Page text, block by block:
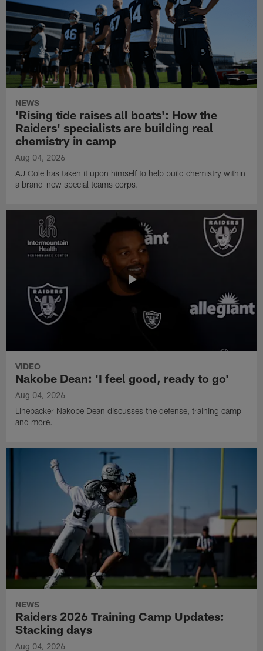
NEWS
'Rising tide raises all boats': How the
Raiders' specialists are building real
chemistry in camp
Aug 04, 2026
AJ Cole has taken it upon himself to help build chemistry within
a brand-new special teams corps.
VIDEO
Nakobe Dean: 'I feel good, ready to go'
Aug 04, 2026
Linebacker Nakobe Dean discusses the defense, training camp
and more.
NEWS
Raiders 2026 Training Camp Updates:
Stacking days
Aug 04, 2026